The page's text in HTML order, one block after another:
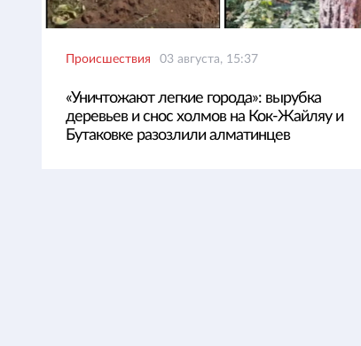
Происшествия 03 августа, 15:37
«Уничтожают легкие города»: вырубка
деревьев и снос холмов на Кок-Жайляу и
Бутаковке разозлили алматинцев